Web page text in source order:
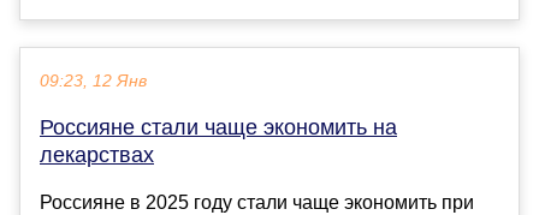
09:23, 12 Янв
Россияне стали чаще экономить на
лекарствах
Россияне в 2025 году стали чаще экономить при